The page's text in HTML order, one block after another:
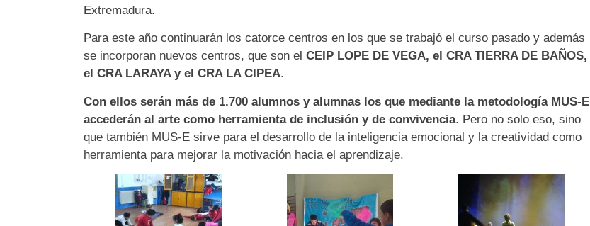
Extremadura.
Para este año continuarán los catorce centros en los que se trabajó el curso pasado y además
se incorporan nuevos centros, que son el CEIP LOPE DE VEGA, el CRA TIERRA DE BAÑOS,
el CRA LARAYA y el CRA LA CIPEA.
Con ellos serán más de 1.700 alumnos y alumnas los que mediante la metodología MUS-E
accederán al arte como herramienta de inclusión y de convivencia. Pero no solo eso, sino
que también MUS-E sirve para el desarrollo de la inteligencia emocional y la creatividad como
herramienta para mejorar la motivación hacia el aprendizaje.